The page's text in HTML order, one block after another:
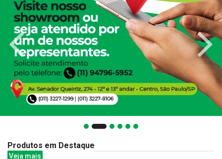
Produtos em Destaque
Veja mais